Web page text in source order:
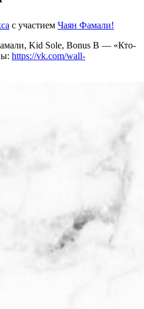
с участием Чаян Фамали!
Kid Sole, Bonus B — «Кто-
https://vk.com/wall-